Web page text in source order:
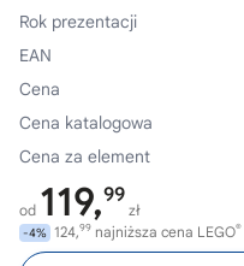
Rok prezentacji
EAN
Cena
Cena katalogowa
Cena za element
od 119,99
zł
-4% 124,99 najniższa cena LEGO®